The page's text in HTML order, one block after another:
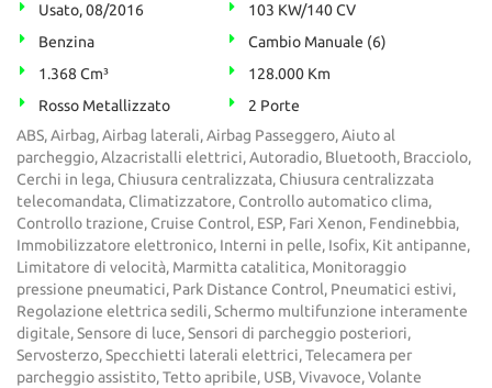
Usato, 08/2016
103 KW/140 CV
Benzina
Cambio Manuale (6)
1.368 Cm³
128.000 Km
Rosso Metallizzato
2 Porte
ABS, Airbag, Airbag laterali, Airbag Passeggero, Aiuto al
parcheggio, Alzacristalli elettrici, Autoradio, Bluetooth, Bracciolo,
Cerchi in lega, Chiusura centralizzata, Chiusura centralizzata
telecomandata, Climatizzatore, Controllo automatico clima,
Controllo trazione, Cruise Control, ESP, Fari Xenon, Fendinebbia,
Immobilizzatore elettronico, Interni in pelle, Isofix, Kit antipanne,
Limitatore di velocità, Marmitta catalitica, Monitoraggio
pressione pneumatici, Park Distance Control, Pneumatici estivi,
Regolazione elettrica sedili, Schermo multifunzione interamente
digitale, Sensore di luce, Sensori di parcheggio posteriori,
Servosterzo, Specchietti laterali elettrici, Telecamera per
parcheggio assistito, Tetto apribile, USB, Vivavoce, Volante